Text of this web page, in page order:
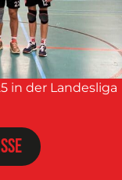
in der Landesliga